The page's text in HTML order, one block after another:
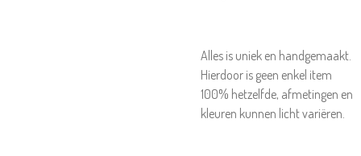
Alles is uniek en handgemaakt.
Hierdoor is geen enkel item
100% hetzelfde, afmetingen en
kleuren kunnen licht variëren.